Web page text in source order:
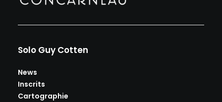
Solo Guy Cotten
News
Inscrits
Cartographie